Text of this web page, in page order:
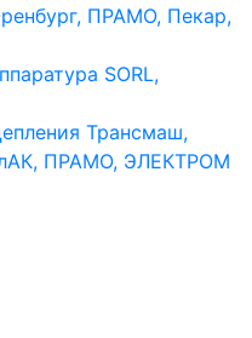
ПРАМО, Пекар,
SORL,
Трансмаш,
ПРАМО, ЭЛЕКТРОМ